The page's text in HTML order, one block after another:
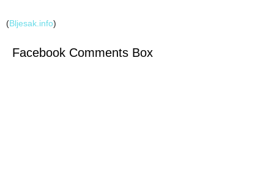
(Bljesak.info)
Facebook Comments Box